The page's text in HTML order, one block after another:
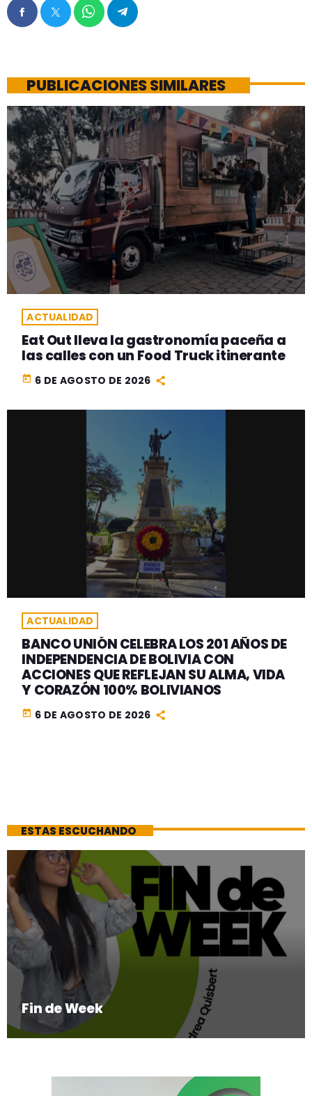
PUBLICACIONES SIMILARES
ACTUALIDAD
Eat Out lleva la gastronomía paceña a
las calles con un Food Truck itinerante
today 6 DE AGOSTO DE 2026
ACTUALIDAD
BANCO UNIÓN CELEBRA LOS 201 AÑOS DE
INDEPENDENCIA DE BOLIVIA CON
ACCIONES QUE REFLEJAN SU ALMA, VIDA
Y CORAZÓN 100% BOLIVIANOS
today 6 DE AGOSTO DE 2026
ESTAS ESCUCHANDO
Fin de Week